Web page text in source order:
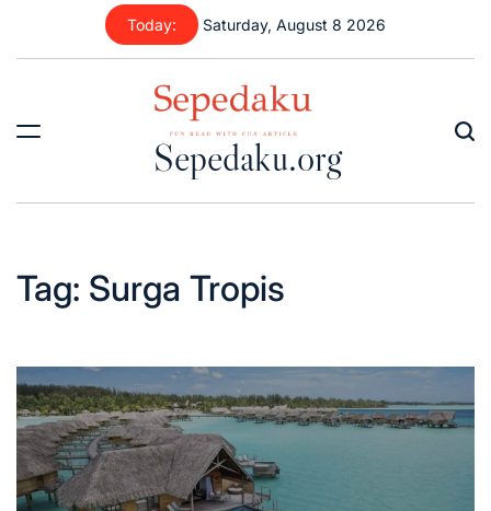
content
Today: Saturday, August 8 2026
Sepedaku.org
Tag: Surga Tropis